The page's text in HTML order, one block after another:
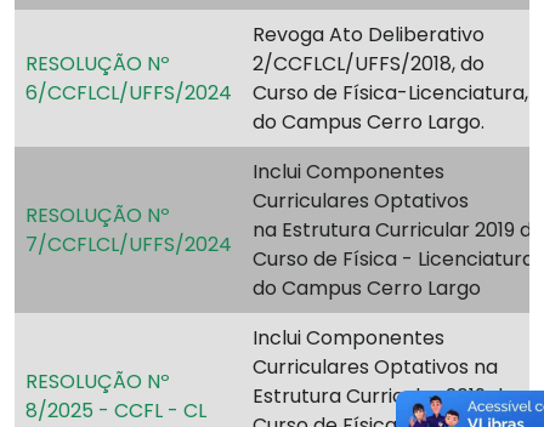
RESOLUÇÃO Nº
6/CCFLCL/UFFS/2024
Revoga Ato Deliberativo
2/CCFLCL/UFFS/2018, do
Curso de Física-Licenciatura,
do Campus Cerro Largo.
RESOLUÇÃO Nº
7/CCFLCL/UFFS/2024
Inclui Componentes
Curriculares Optativos
na Estrutura Curricular 2019 do
Curso de Física - Licenciatura
do Campus Cerro Largo
RESOLUÇÃO Nº
8/2025 - CCFL - CL
Inclui Componentes
Curriculares Optativos na
Estrutura Curricular 2019 do